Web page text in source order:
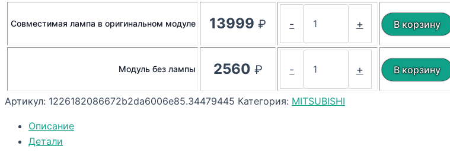
Совместимая лампа в оригинальном модуле 13999 ₽ - +
Модуль без лампы 2560 ₽ - +
Артикул: 1226182086672b2da6006e85.34479445 Категория: MITSUBISHI
Описание
Детали